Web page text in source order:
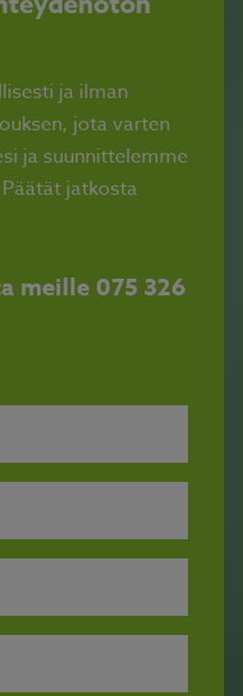
ja ilman
jota varten
ja suunnittelemme
jatkosta
meille 075 326